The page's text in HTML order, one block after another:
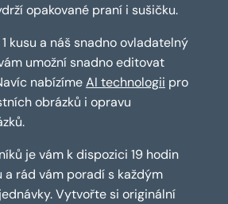
opakované praní i sušičku.
kusu a náš snadno ovladatelný
umožní snadno editovat
nabízímeAI technologii pro
obrázků i opravu
je vám k dispozici 19 hodin
a rád vám poradí s každým
Vytvořte si originální